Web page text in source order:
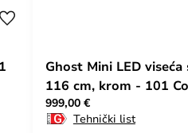
Ghost Mini LED
116 cm, krom - 101
999,00 €
Tehnički list